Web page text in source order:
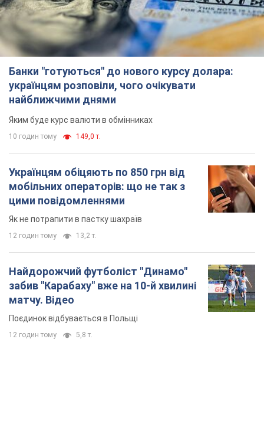
Банки "готуються" до нового курсу долара:
українцям розповіли, чого очікувати
найближчими днями
Яким буде курс валюти в обмінниках
10 годин тому 149,0 т.
Українцям обіцяють по 850 грн від
мобільних операторів: що не так з
цими повідомленнями
Як не потрапити в пастку шахраїв
12 годин тому 13,2 т.
Найдорожчий футболіст "Динамо"
забив "Карабаху" вже на 10-й хвилині
матчу. Відео
Поєдинок відбувається в Польщі
12 годин тому 5,8 т.